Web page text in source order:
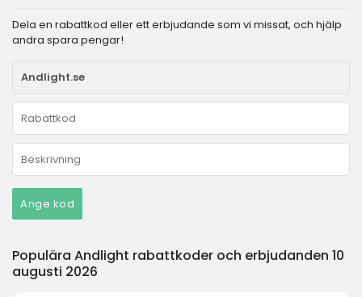
Dela en rabattkod eller ett erbjudande som vi missat, och hjälp
andra spara pengar!
Ange kod
Populära Andlight rabattkoder och erbjudanden 10
augusti 2026